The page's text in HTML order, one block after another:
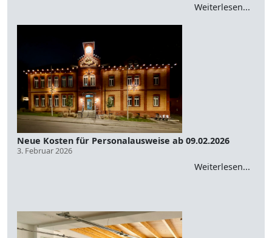
Weiterlesen...
Neue Kosten für Personalausweise ab 09.02.2026
3. Februar 2026
Weiterlesen...